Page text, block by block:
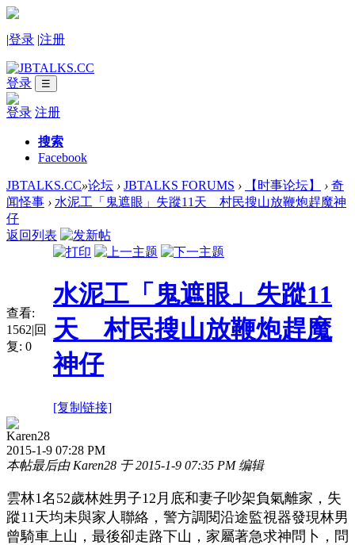
|登录 |注册
登录 ☰
登录 注册
搜索
Facebook
JBTALKS.CC»论坛 › JBTALKS FORUMS › 【时事论坛】 › 奇
闻怪事 › 水泥工「鬼遮眼」失蹤11天 村民搜山放鞭炮趕魔神
仔
返回列表
查看:
1562|回
复: 0
水泥工「鬼遮眼」失蹤11
天 村民搜山放鞭炮趕魔
神仔
[复制链接]
Karen28
2015-1-9 07:28 PM
本帖最后由 Karen28 于 2015-1-9 07:35 PM 编辑
雲林1名52歲林姓男子12月底和妻子吵架負氣離家，失
蹤11天均未與家人聯絡，警方調閱沿途監視器發現林男
曾騎車上山，最後卻走路下山，家屬著急求神問卜，問